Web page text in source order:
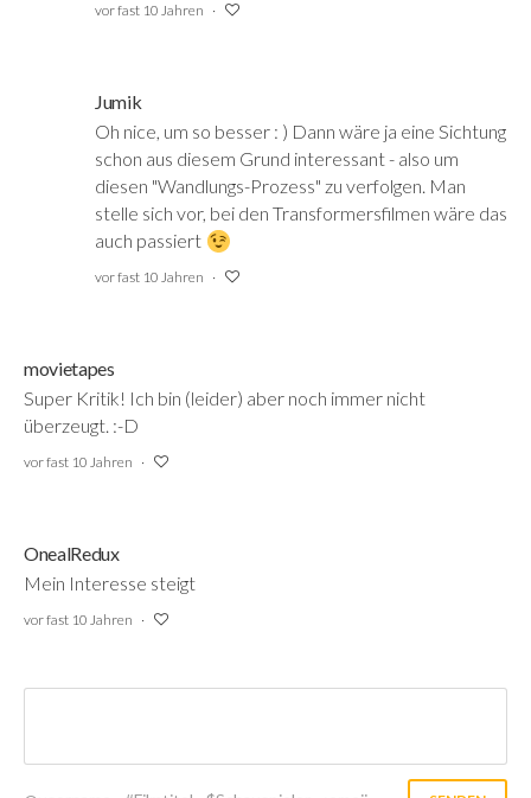
vor fast 10 Jahren
Jumik
Oh nice, um so besser : ) Dann wäre ja eine Sichtung
schon aus diesem Grund interessant - also um
diesen "Wandlungs-Prozess" zu verfolgen. Man
stelle sich vor, bei den Transformersfilmen wäre das
auch passiert
vor fast 10 Jahren
movietapes
Super Kritik! Ich bin (leider) aber noch immer nicht
überzeugt. :-D
vor fast 10 Jahren
OnealRedux
Mein Interesse steigt
vor fast 10 Jahren